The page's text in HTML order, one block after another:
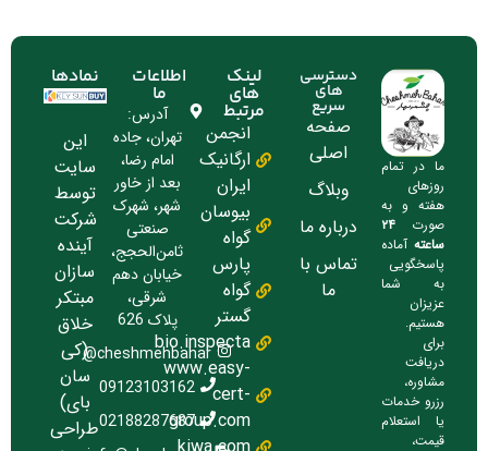
ما در تمام
روزهای
هفته و به
صورت ۲۴
ساعته آماده
پاسخگویی
به شما
عزیزان
هستیم.
برای
دریافت
مشاوره،
رزرو خدمات
یا استعلام
قیمت،
دسترسی
های
سریع
صفحه
اصلی
وبلاگ
درباره ما
تماس با
ما
لینک
های
مرتبط
انجمن
ارگانیک
ایران
بیوسان
گواه
پارس
گواه
گستر
bio.inspecta
www.easy-
cert-
group.com
اطلاعات
ما
آدرس:
تهران، جاده
امام رضا،
بعد از خاور
شهر، شهرک
صنعتی
ثامن‌الحجج،
خیابان دهم
شرقی،
پلاک 626
cheshmehbahar@
09123103162
02188287687
نمادها
این
سایت
توسط
شرکت
آینده
سازان
مبتکر
خلاق
(کی
سان
بای)
طراحی